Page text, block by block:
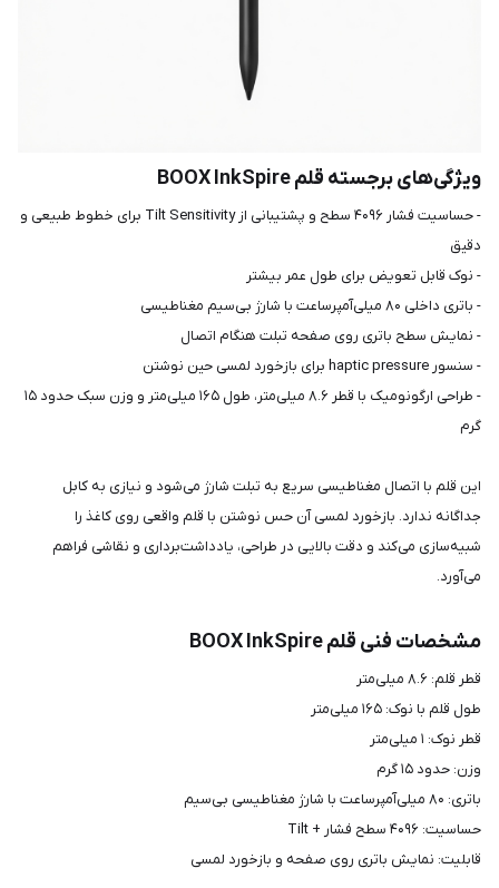
ویژگی‌های برجسته قلم BOOX InkSpire
- حساسیت فشار ۴۰۹۶ سطح و پشتیبانی از Tilt Sensitivity برای خطوط طبیعی و
دقیق
- نوک قابل تعویض برای طول عمر بیشتر
- باتری داخلی ۸۰ میلی‌آمپر‌ساعت با شارژ بی‌سیم مغناطیسی
- نمایش سطح باتری روی صفحه تبلت هنگام اتصال
- سنسور haptic pressure برای بازخورد لمسی حین نوشتن
- طراحی ارگونومیک با قطر ۸.۶ میلی‌متر، طول ۱۶۵ میلی‌متر و وزن سبک حدود ۱۵
گرم
این قلم با اتصال مغناطیسی سریع به تبلت شارژ می‌شود و نیازی به کابل
جداگانه ندارد. بازخورد لمسی آن حس نوشتن با قلم واقعی روی کاغذ را
شبیه‌سازی می‌کند و دقت بالایی در طراحی، یادداشت‌برداری و نقاشی فراهم
می‌آورد.
مشخصات فنی قلم BOOX InkSpire
قطر قلم: ۸.۶ میلی‌متر
طول قلم با نوک: ۱۶۵ میلی‌متر
قطر نوک: ۱ میلی‌متر
وزن: حدود ۱۵ گرم
باتری: ۸۰ میلی‌آمپر‌ساعت با شارژ مغناطیسی بی‌سیم
حساسیت: ۴۰۹۶ سطح فشار + Tilt
قابلیت: نمایش باتری روی صفحه و بازخورد لمسی